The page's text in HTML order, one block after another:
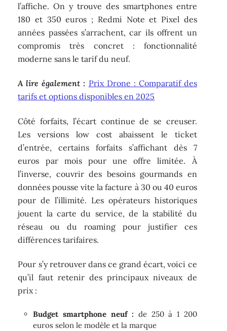
l’affiche. On y trouve des smartphones entre
180 et 350 euros ; Redmi Note et Pixel des
années passées s’arrachent, car ils offrent un
compromis très concret : fonctionnalité
moderne sans le tarif du neuf.
A lire également : Prix Drone : Comparatif des
tarifs et options disponibles en 2025
Côté forfaits, l’écart continue de se creuser.
Les versions low cost abaissent le ticket
d’entrée, certains forfaits s’affichant dès 7
euros par mois pour une offre limitée. À
l’inverse, couvrir des besoins gourmands en
données pousse vite la facture à 30 ou 40 euros
pour de l’illimité. Les opérateurs historiques
jouent la carte du service, de la stabilité du
réseau ou du roaming pour justifier ces
différences tarifaires.
Pour s’y retrouver dans ce grand écart, voici ce
qu’il faut retenir des principaux niveaux de
prix :
Budget smartphone neuf : de 250 à 1 200
euros selon le modèle et la marque